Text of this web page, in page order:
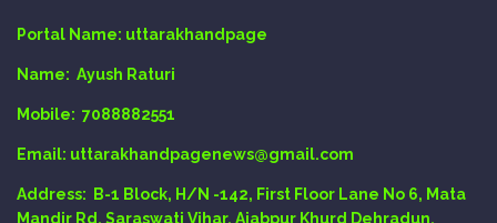
Portal Name: uttarakhandpage
Name: Ayush Raturi
Mobile: 7088882551
Email: uttarakhandpagenews@gmail.com
Address:
B-1 Block, H/N -142, First Floor Lane No 6, Mata
Mandir Rd, Saraswati Vihar, Ajabpur Khurd Dehradun.